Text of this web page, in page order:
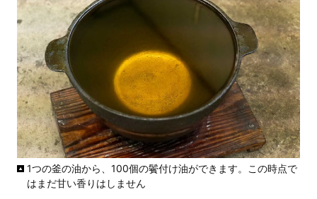
1つの釜の油から、100個の鬢付け油ができます。この時点で
はまだ甘い香りはしません